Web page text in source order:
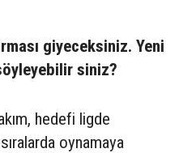
giyeceksiniz. Yeni
siniz?
hedefi ligde
oynamaya